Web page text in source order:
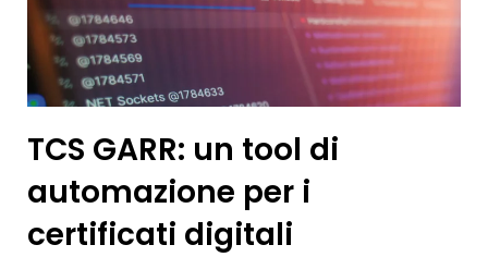
TCS GARR: un tool di
automazione per i
certificati digitali